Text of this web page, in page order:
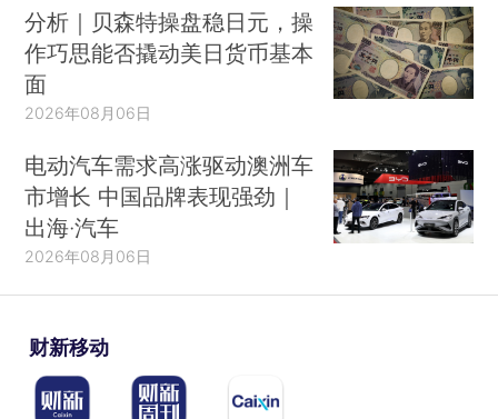
分析｜贝森特操盘稳日元，操
作巧思能否撬动美日货币基本
面
2026年08月06日
电动汽车需求高涨驱动澳洲车
市增长 中国品牌表现强劲｜
出海·汽车
2026年08月06日
财新移动